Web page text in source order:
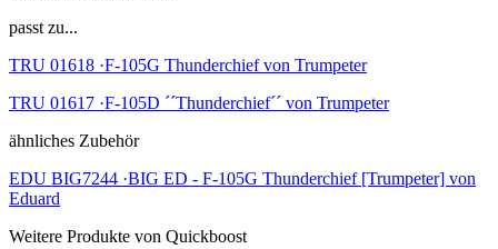
passt zu...
TRU 01618 ·F-105G Thunderchief von Trumpeter
TRU 01617 ·F-105D ´´Thunderchief´´ von Trumpeter
ähnliches Zubehör
EDU BIG7244 ·BIG ED - F-105G Thunderchief [Trumpeter] von
Eduard
Weitere Produkte von Quickboost